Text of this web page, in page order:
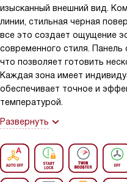
изысканный внешний вид.
линии, стильная черная
все это создает ощущение
современного стиля. Панель
что позволяет готовить
Каждая зона имеет
обеспечивает точное и
температурой.
Развернуть